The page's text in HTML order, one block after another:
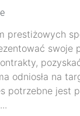
prestiżowych
swoje
odniosła na
potrzebne jest